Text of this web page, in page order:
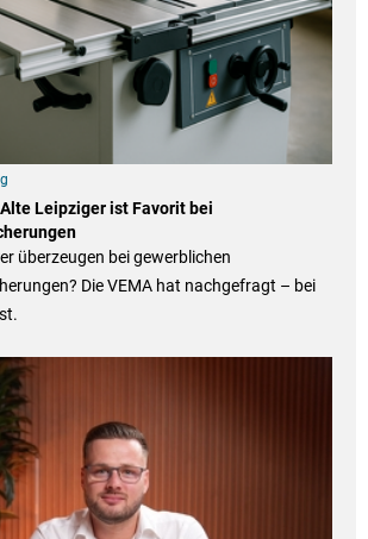
Leipziger ist Favorit bei
überzeugen bei gewerblichen
Die VEMA hat nachgefragt – bei